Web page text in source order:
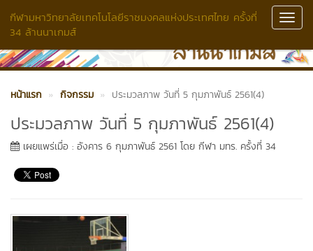
กีฬามหาวิทยาลัยเทคโนโลยีราชมงคลแห่งประเทศไทย ครั้งที่
34 ล้านนาเกมส์
หน้าแรก กิจกรรม ประมวลภาพ วันที่ 5 กุมภาพันธ์ 2561(4)
ประมวลภาพ วันที่ 5 กุมภาพันธ์ 2561(4)
เผยแพร่เมื่อ : อังคาร 6 กุมภาพันธ์ 2561 โดย กีฬา มทร. ครั้งที่ 34